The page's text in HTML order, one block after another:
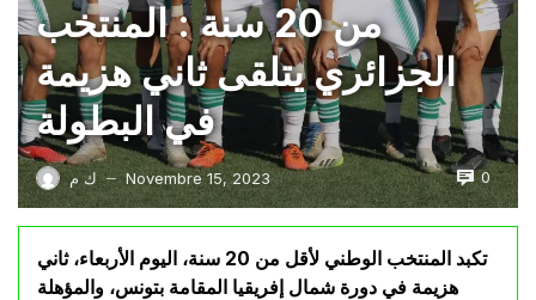
من 20 سنة : المنتخب
الجزائري يتلقى ثاني هزيمة
في البطولة
ك م — Novembre 15, 2023 0
تكبد المنتخب الوطني لأقل من 20 سنة، اليوم الأربعاء، ثاني
هزيمة في دورة شمال إفريقيا المقامة بتونس، والمؤهلة